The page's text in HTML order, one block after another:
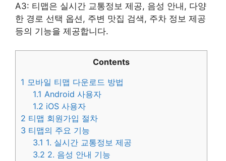
A3: 티맵은 실시간 교통정보 제공, 음성 안내, 다양
한 경로 선택 옵션, 주변 맛집 검색, 주차 정보 제공
등의 기능을 제공합니다.
Contents
1 모바일 티맵 다운로드 방법
1.1 Android 사용자
1.2 iOS 사용자
2 티맵 회원가입 절차
3 티맵의 주요 기능
3.1 1. 실시간 교통정보 제공
3.2 2. 음성 안내 기능